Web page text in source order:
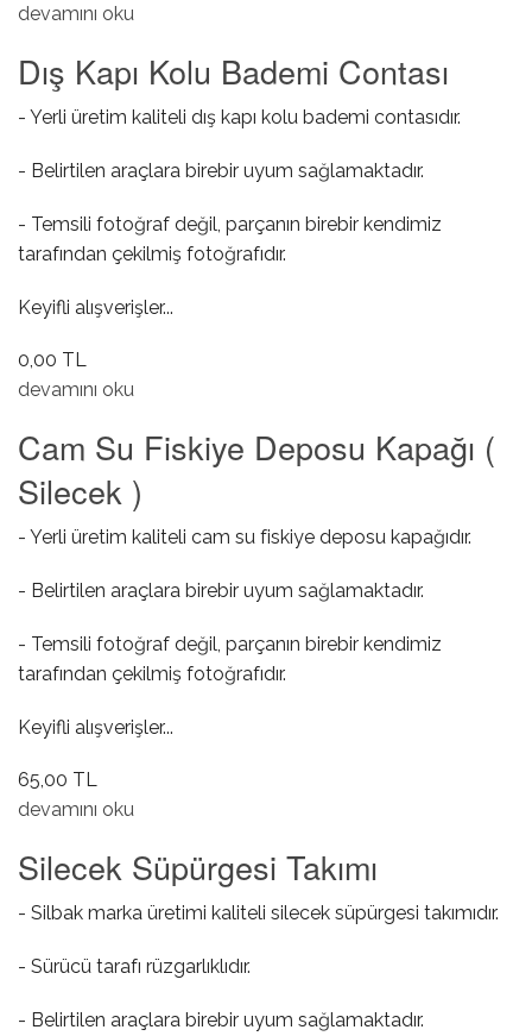
Ön Kapı Gergisi hakkında
devamını oku
Dış Kapı Kolu Bademi Contası
- Yerli üretim kaliteli dış kapı kolu bademi contasıdır.
- Belirtilen araçlara birebir uyum sağlamaktadır.
- Temsili fotoğraf değil, parçanın birebir kendimiz
tarafından çekilmiş fotoğrafıdır.
Keyifli alışverişler...
0,00 TL
Dış Kapı Kolu Bademi Contası hakkında
devamını oku
Cam Su Fiskiye Deposu Kapağı (
Silecek )
- Yerli üretim kaliteli cam su fiskiye deposu kapağıdır.
- Belirtilen araçlara birebir uyum sağlamaktadır.
- Temsili fotoğraf değil, parçanın birebir kendimiz
tarafından çekilmiş fotoğrafıdır.
Keyifli alışverişler...
65,00 TL
Cam Su Fiskiye Deposu Kapağı ( Silecek ) hakkında
devamını oku
Silecek Süpürgesi Takımı
- Silbak marka üretimi kaliteli silecek süpürgesi takımıdır.
- Sürücü tarafı rüzgarlıklıdır.
- Belirtilen araçlara birebir uyum sağlamaktadır.